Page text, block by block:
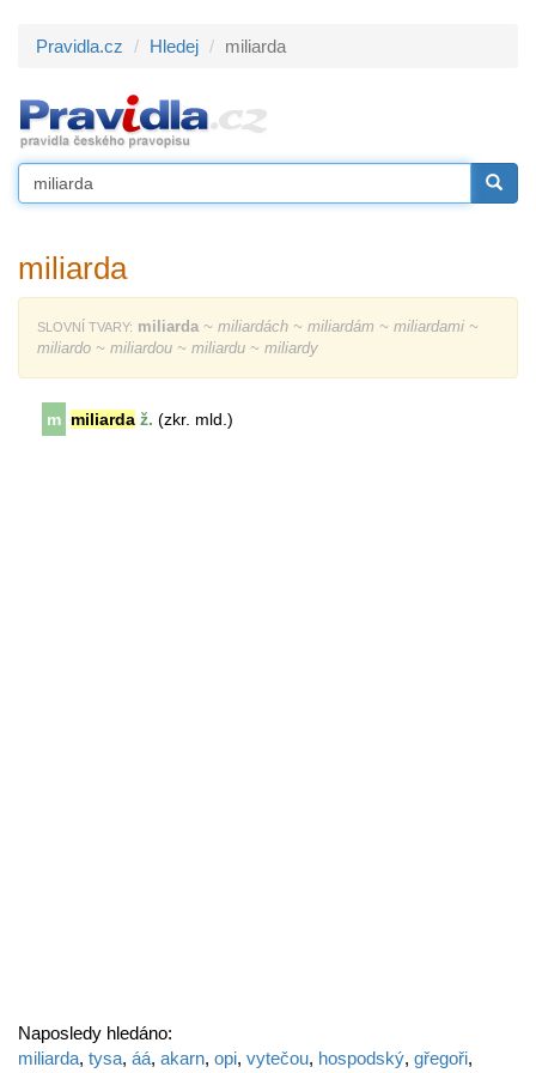
Pravidla.cz Hledej miliarda
miliarda
SLOVNÍ TVARY: miliarda ~ miliardách ~ miliardám ~ miliardami ~
miliardo ~ miliardou ~ miliardu ~ miliardy
m miliarda ž. (zkr. mld.)
Naposledy hledáno:
miliarda, tysa, áá, akarn, opi, vytečou, hospodský, gřegoři,